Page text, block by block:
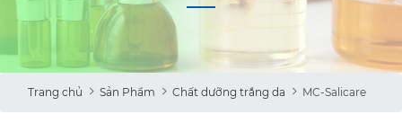
Trang chủ Sản Phẩm Chất dưỡng trắng da MC-Salicare